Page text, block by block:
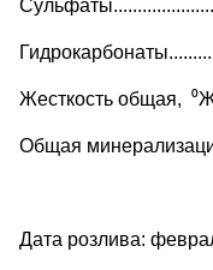
Жесткость общая, ⁰
Общая
Дата розлива: